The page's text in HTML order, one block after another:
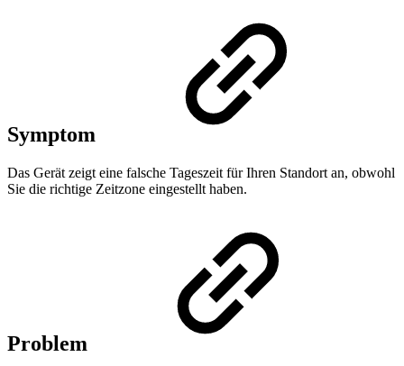
Symptom
Das Gerät zeigt eine falsche Tageszeit für Ihren Standort an, obwohl
Sie die richtige Zeitzone eingestellt haben.
Problem